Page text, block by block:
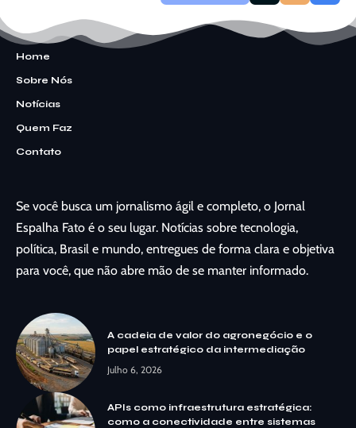
Home
Sobre Nós
Notícias
Quem Faz
Contato
Se você busca um jornalismo ágil e completo, o Jornal
Espalha Fato é o seu lugar. Notícias sobre tecnologia,
política, Brasil e mundo, entregues de forma clara e objetiva
para você, que não abre mão de se manter informado.
A cadeia de valor do agronegócio e o
papel estratégico da intermediação
Julho 6, 2026
APIs como infraestrutura estratégica:
como a conectividade entre sistemas